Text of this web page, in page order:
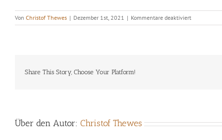
Von Christof Thewes | Dezember 1st, 2021 | Kommentare deaktiviertfür
Christof
Share This Story, Choose Your Platform!
Über den Autor: Christof Thewes